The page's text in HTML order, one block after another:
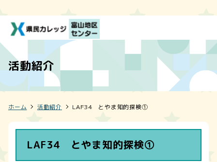
活動紹介
ホーム 活動紹介 LAF34 とやま知的探検①
LAF34 とやま知的探検①